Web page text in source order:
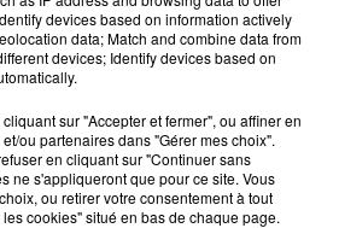
22h45
22h45
2 UNLIMITED
no limit
22h42
22h42
SHAKIRA
waka waka
devices based on information actively
data; Match and combine data from
devices; Identify devices based on
sur "Accepter et fermer", ou affiner en
ou partenaires dans "Gérer mes choix".
en cliquant sur "Continuer sans
ne s'appliqueront que pour ce site. Vous
ou retirer votre consentement à tout
cookies" situé en bas de chaque page.